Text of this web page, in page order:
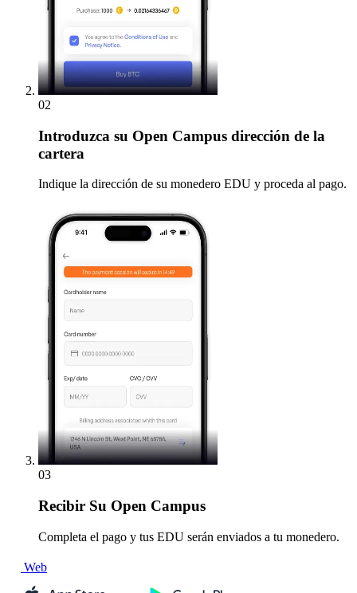
02
Introduzca su Open Campus dirección de la
cartera
Indique la dirección de su monedero EDU y proceda al pago.
03
Recibir Su Open Campus
Completa el pago y tus EDU serán enviados a tu monedero.
Web